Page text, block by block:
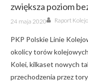
zwiększa poziom
Posted
on
24 maja 2020 Author
Raport
PKP Polskie Linie
okolicy torów
Kolei, kilkaset nowych
przechodzenia przez